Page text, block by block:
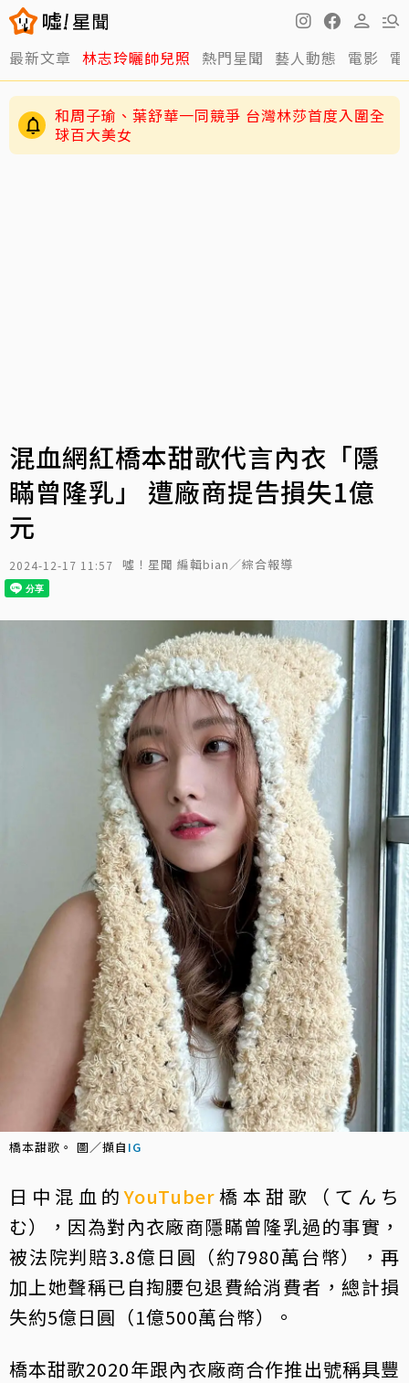
最新文章 林志玲曬帥兒照 熱門星聞 藝人動態 電影
和周子瑜、葉舒華一同競爭 台灣林莎首度入圍全
球百大美女
混血網紅橋本甜歌代言內衣「隱
瞞曾隆乳」 遭廠商提告損失1億
元
2024-12-17 11:57 噓！星聞 編輯bian／綜合報導
橋本甜歌。 圖／擷自 IG
日中混血的YouTuber橋本甜歌（てんち
む），因為對內衣廠商隱瞞曾隆乳過的事實，
被法院判賠3.8億日圓（約7980萬台幣），再
加上她聲稱已自掏腰包退費給消費者，總計損
失約5億日圓（1億500萬台幣）。
橋本甜歌2020年跟內衣廠商合作推出號稱具豐